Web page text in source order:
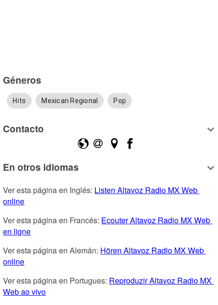
Géneros
Hits Mexican Regional Pop
Contacto
En otros idiomas
Ver esta página en Inglés: Listen Altavoz Radio MX Web
online
Ver esta página en Francés: Ecouter Altavoz Radio MX Web
en ligne
Ver esta página en Alemán: Hören Altavoz Radio MX Web
online
Ver esta página en Portugues: Reproduzir Altavoz Radio MX
Web ao vivo